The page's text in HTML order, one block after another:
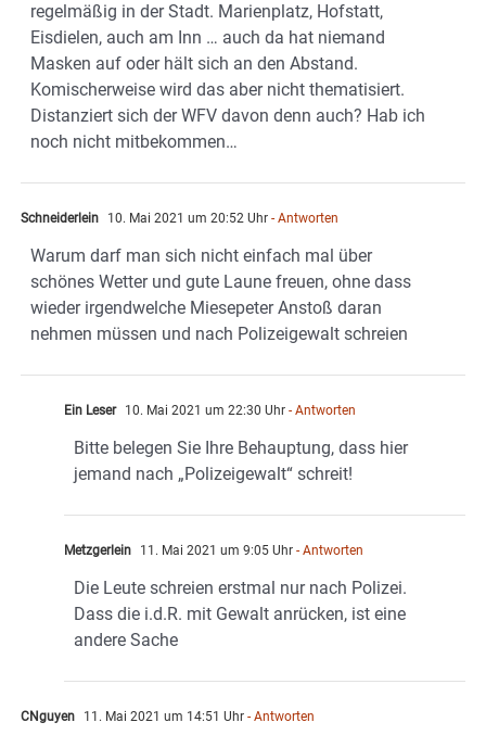
regelmäßig in der Stadt. Marienplatz, Hofstatt,
Eisdielen, auch am Inn … auch da hat niemand
Masken auf oder hält sich an den Abstand.
Komischerweise wird das aber nicht thematisiert.
Distanziert sich der WFV davon denn auch? Hab ich
noch nicht mitbekommen…
Schneiderlein 10. Mai 2021 um 20:52 Uhr - Antworten
Warum darf man sich nicht einfach mal über
schönes Wetter und gute Laune freuen, ohne dass
wieder irgendwelche Miesepeter Anstoß daran
nehmen müssen und nach Polizeigewalt schreien
Ein Leser 10. Mai 2021 um 22:30 Uhr - Antworten
Bitte belegen Sie Ihre Behauptung, dass hier
jemand nach „Polizeigewalt“ schreit!
Metzgerlein 11. Mai 2021 um 9:05 Uhr - Antworten
Die Leute schreien erstmal nur nach Polizei.
Dass die i.d.R. mit Gewalt anrücken, ist eine
andere Sache
CNguyen 11. Mai 2021 um 14:51 Uhr - Antworten